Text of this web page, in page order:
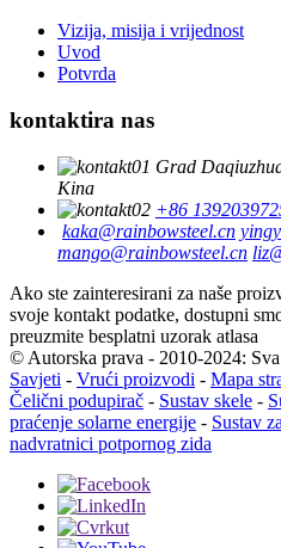
Vizija, misija i vrijednost
Uvod
Potvrda
kontaktira nas
Grad
Kina
+86
kaka@rainbowsteel.cn
mango@rainbowsteel.cn
Ako ste zainteresirani za naše
svoje kontakt podatke, dostupni
preuzmite besplatni uzorak atlasa
© Autorska prava - 2010-2024:
Savjeti - Vrući proizvodi - Mapa
Čelični podupirač - Sustav skele -
praćenje solarne energije - Sustav
nadvratnici potpornog zida